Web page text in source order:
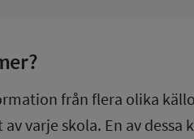
från flera olika
varje skola. En av